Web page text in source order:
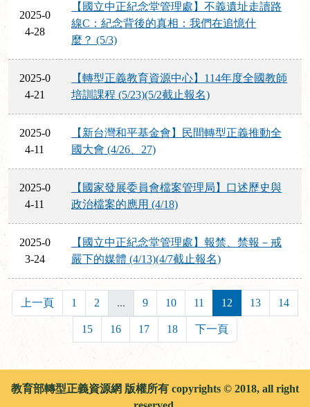
2025-0
4-28
【國立中正紀念堂管理處】不義遺址走讀路
線C：紀念背後的真相：我們在追憶什
麼？ (5/3)
2025-0
4-21
【轉型正義教育資源中心】114年度全國教師
培訓課程 (5/23)(5/2截止報名)
2025-0
4-11
【新台灣和平基金會】民間轉型正義推動全
國大會 (4/26、27)
2025-0
4-11
【國家發展委員會檔案管理局】口述歷史與
政治檔案的應用 (4/18)
2025-0
3-24
【國立中正紀念堂管理處】報禁、禁報－戒
嚴下的媒體 (4/13)(4/7截止報名)
上一頁 1 2 ... 9 10 11 12 13 14
15 16 17 18 下一頁
教育部轉型正義資源網 版權所有 copyrights © 2018, all right